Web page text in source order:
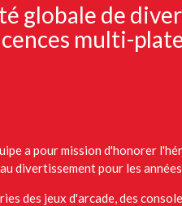
globale de
multi-
a pour mission d'honorer
divertissement pour les
des jeux d'arcade, des